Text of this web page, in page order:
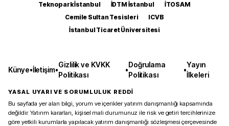
Teknopark İstanbul
İDTM İstanbul
İTOSAM
Cemile Sultan Tesisleri
ICVB
İstanbul Ticaret Üniversitesi
Künye•İletişim•
Gizlilik ve KVKK
Politikası
•
Doğrulama
Politikası
•
Yayın
İlkeleri
YASAL UYARI VE SORUMLULUK REDDİ
Bu sayfada yer alan bilgi, yorum ve içerikler yatırım danışmanlığı kapsamında
değildir. Yatırım kararları, kişisel mali durumunuz ile risk ve getiri tercihlerinize
göre yetkili kurumlarla yapılacak yatırım danışmanlığı sözleşmesi çerçevesinde